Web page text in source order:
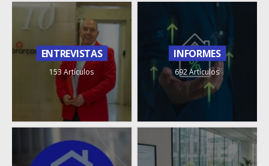
ENTREVISTAS
153 Artículos
INFORMES
692 Artículos